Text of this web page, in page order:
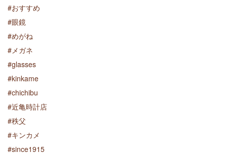
#おすすめ
#眼鏡
#めがね
#メガネ
#glasses
#kinkame
#chichibu
#近亀時計店
#秩父
#キンカメ
#since1915